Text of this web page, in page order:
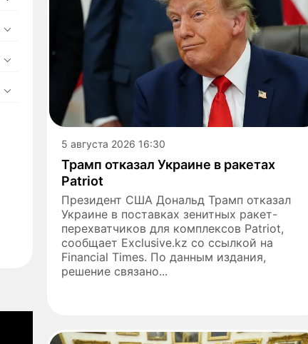
5 августа 2026 16:30
Трамп отказал Украине в ракетах
Patriot
Президент США Дональд Трамп отказал
Украине в поставках зенитных ракет-
перехватчиков для комплексов Patriot,
сообщает Exclusive.kz со ссылкой на
Financial Times. По данным издания,
решение связано...